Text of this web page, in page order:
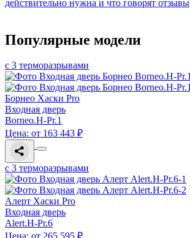
действительно нужна и что говорят отзывы
Популярные модели
с 3 терморазрывами
Борнео Хаски Pro
Входная дверь
Borneo.H-Pr.1
Цена: от 163 443 ₽
с 3 терморазрывами
Алерт Хаски Pro
Входная дверь
Alert.H-Pr.6